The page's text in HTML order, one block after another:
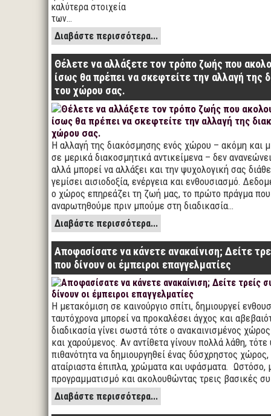
καλύτερα στοιχεία
των…
Διαβάστε περισσότερα...
Θέλετε να αλλάξετε τον τρόπο ζωής που
ίσως θα πρέπει να σκεφτείτε την αλλαγή της
του χώρου σας.
Η αλλαγή της διακόσμησης ενός χώρου – ακόμη και
σε μερικά διακοσμητικά αντικείμενα – δεν
αλλά μπορεί να αλλάξει και την ψυχολογική σας
γεμίσει αισιοδοξία, ενέργεια και ενθουσιασμό.
ο χώρος επηρεάζει τη ζωή μας, το πρώτο πράγμα
αναρωτηθούμε πριν μπούμε στη διαδικασία…
Διαβάστε περισσότερα...
Αποφασίσατε να κάνετε ανακαίνιση; Δείτε
που δίνουν οι έμπειροι επαγγελματίες
Η μετακόμιση σε καινούργιο σπίτι, δημιουργεί
ταυτόχρονα μπορεί να προκαλέσει άγχος και
διαδικασία γίνει σωστά τότε ο ανακαινισμένος
και χαρούμενος. Αν αντίθετα γίνουν πολλά λάθη,
πιθανότητα να δημιουργηθεί ένας δύσχρηστος
αταίριαστα έπιπλα, χρώματα και υφάσματα. Ωστόσο,
προγραμματισμό και ακολουθώντας τρεις βασικές
Διαβάστε περισσότερα...